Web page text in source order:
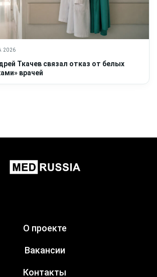
2026
Ткачев связал отказ от белых
врачей
О проекте
Вакансии
Контакты